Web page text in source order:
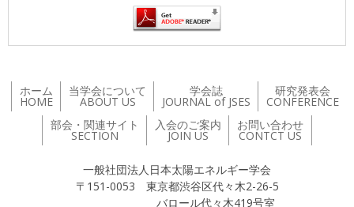
ホーム
HOME
当学会について
ABOUT US
学会誌
JOURNAL of JSES
研究発表会
CONFERENCE
部会・関連サイト
SECTION
入会のご案内
JOIN US
お問い合わせ
CONTCT US
一般社団法人日本太陽エネルギー学会
〒151-0053 東京都渋谷区代々木2-26-5
バロール代々木419号室